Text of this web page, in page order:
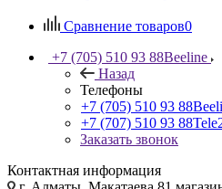
Сравнение товаров0
+7 (705) 510 93 88Beeline
Назад
Телефоны
+7 (705) 510 93 88
+7 (707) 510 93 88
Заказать звонок
Контактная информация